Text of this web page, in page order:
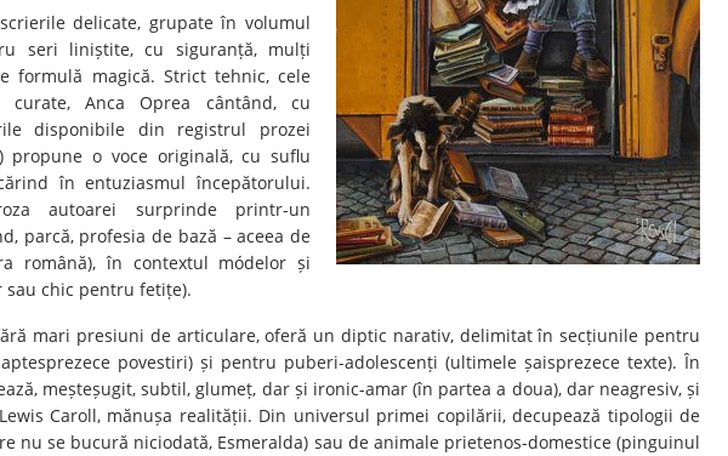
delicate, grupate în volumul
seri liniștite, cu siguranță, mulți
formulă magică. Strict tehnic, cele
Anca Oprea cântând, cu
disponibile din registrul prozei
propune o voce originală, cu suflu
în entuziasmul începătorului.
autoarei surprinde printr-un
parcă, profesia de bază – aceea de
română), în contextul módelor și
sau chic pentru fetițe).
mari presiuni de articulare, oferă un diptic narativ, delimitat în secțiunile pentru
povestiri) și pentru puberi-adolescenți (ultimele șaisprezece texte). În
meșteșugit, subtil, glumeț, dar și ironic-amar (în partea a doua), dar neagresiv, și
Caroll, mănușa realității. Din universul primei copilării, decupează tipologii de
nu se bucură niciodată, Esmeralda) sau de animale prietenos-domestice (pinguinul